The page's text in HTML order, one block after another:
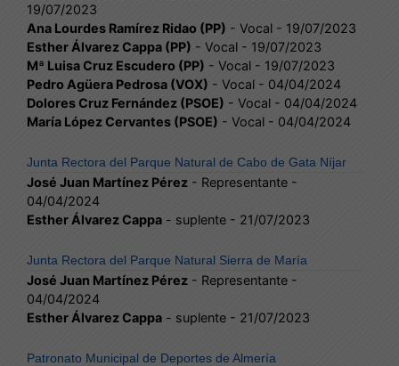
19/07/2023
Ana Lourdes Ramírez Ridao (PP) - Vocal - 19/07/2023
Esther Álvarez Cappa (PP) - Vocal - 19/07/2023
Mª Luisa Cruz Escudero (PP) - Vocal - 19/07/2023
Pedro Agüera Pedrosa (VOX) - Vocal - 04/04/2024
Dolores Cruz Fernández (PSOE) - Vocal - 04/04/2024
María López Cervantes (PSOE) - Vocal - 04/04/2024
Junta Rectora del Parque Natural de Cabo de Gata Níjar
José Juan Martínez Pérez - Representante -
04/04/2024
Esther Álvarez Cappa - suplente - 21/07/2023
Junta Rectora del Parque Natural Sierra de María
José Juan Martínez Pérez - Representante -
04/04/2024
Esther Álvarez Cappa - suplente - 21/07/2023
Patronato Municipal de Deportes de Almería